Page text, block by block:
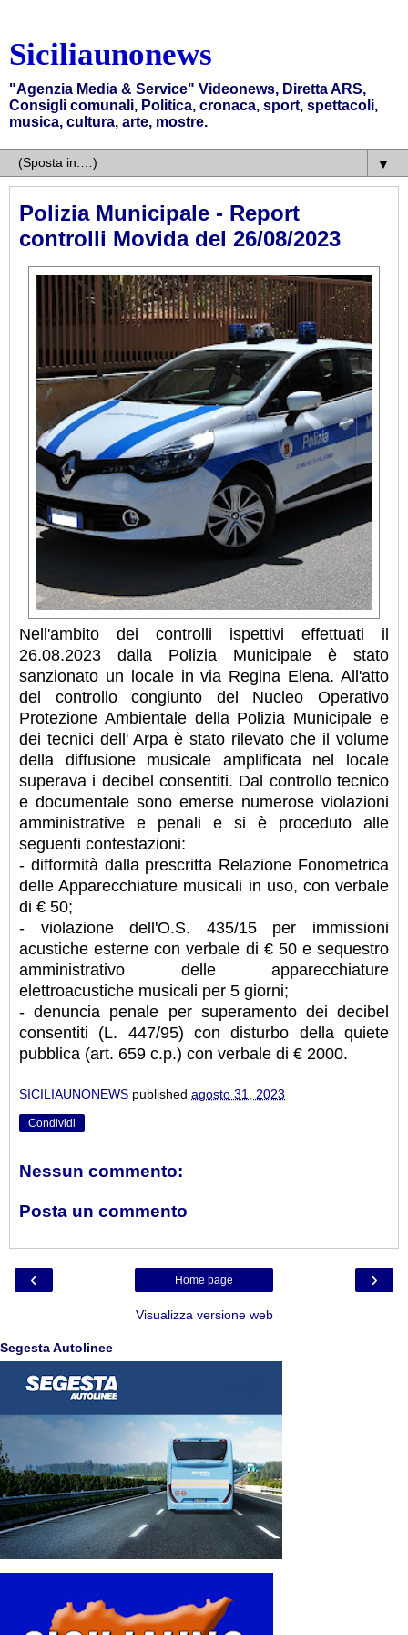
Siciliaunonews
"Agenzia Media & Service" Videonews, Diretta ARS,
Consigli comunali, Politica, cronaca, sport, spettacoli,
musica, cultura, arte, mostre.
▼
Polizia Municipale - Report
controlli Movida del 26/08/2023
Nell'ambito dei controlli ispettivi effettuati il
26.08.2023 dalla Polizia Municipale è stato
sanzionato un locale in via Regina Elena. All'atto
del controllo congiunto del Nucleo Operativo
Protezione Ambientale della Polizia Municipale e
dei tecnici dell' Arpa è stato rilevato che il volume
della diffusione musicale amplificata nel locale
superava i decibel consentiti. Dal controllo tecnico
e documentale sono emerse numerose violazioni
amministrative e penali e si è proceduto alle
seguenti contestazioni:
- difformità dalla prescritta Relazione Fonometrica
delle Apparecchiature musicali in uso, con verbale
di € 50;
- violazione dell'O.S. 435/15 per immissioni
acustiche esterne con verbale di € 50 e sequestro
amministrativo delle apparecchiature
elettroacustiche musicali per 5 giorni;
- denuncia penale per superamento dei decibel
consentiti (L. 447/95) con disturbo della quiete
pubblica (art. 659 c.p.) con verbale di € 2000.
SICILIAUNONEWS published agosto 31, 2023
Condividi
Nessun commento:
Posta un commento
‹ ›
Home page
Visualizza versione web
Segesta Autolinee